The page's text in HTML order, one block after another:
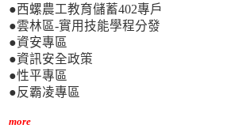
●西螺農工教育儲蓄402專戶
●雲林區-實用技能學程分發
●資安專區
●資訊安全政策
●性平專區
●反霸凌專區
more